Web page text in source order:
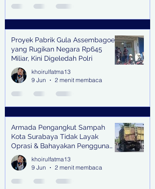
Proyek Pabrik Gula Assembagoes
yang Rugikan Negara Rp645
Miliar, Kini Digeledah Polri
khoirulfatma13
9 Jun
2 menit membaca
Armada Pengangkut Sampah
Kota Surabaya Tidak Layak
Oprasi & Bahayakan Pengguna
Jalan
khoirulfatma13
9 Jun
2 menit membaca